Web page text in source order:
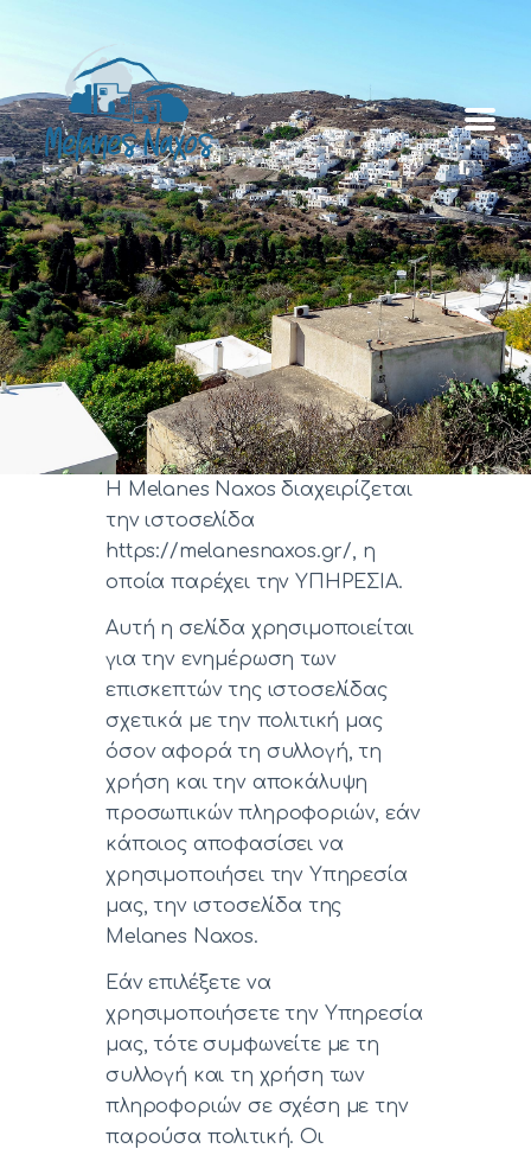
Αρχική
Μέλανες
Μνημεία
Χωριά
Κοινότητας
Gallery
Η Melanes Naxos διαχειρίζεται
την ιστοσελίδα
https://melanesnaxos.gr/, η
οποία παρέχει την ΥΠΗΡΕΣΙΑ.
Αυτή η σελίδα χρησιμοποιείται
για την ενημέρωση των
επισκεπτών της ιστοσελίδας
σχετικά με την πολιτική μας
όσον αφορά τη συλλογή, τη
χρήση και την αποκάλυψη
προσωπικών πληροφοριών, εάν
κάποιος αποφασίσει να
χρησιμοποιήσει την Υπηρεσία
μας, την ιστοσελίδα της
Melanes Naxos.
Εάν επιλέξετε να
χρησιμοποιήσετε την Υπηρεσία
μας, τότε συμφωνείτε με τη
συλλογή και τη χρήση των
πληροφοριών σε σχέση με την
παρούσα πολιτική. Οι